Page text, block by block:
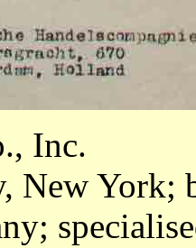
Inc.
New York;